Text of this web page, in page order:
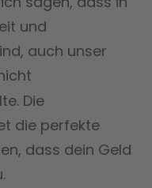
und
auch unser
Die
die perfekte
dass dein Geld